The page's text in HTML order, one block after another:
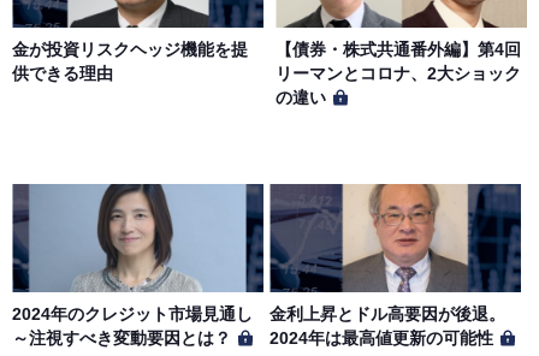
金が投資リスクヘッジ機能を提
供できる理由
【債券・株式共通番外編】第4回
リーマンとコロナ、2大ショック
の違い
2024年のクレジット市場見通し
～注視すべき変動要因とは？
金利上昇とドル高要因が後退。
2024年は最高値更新の可能性